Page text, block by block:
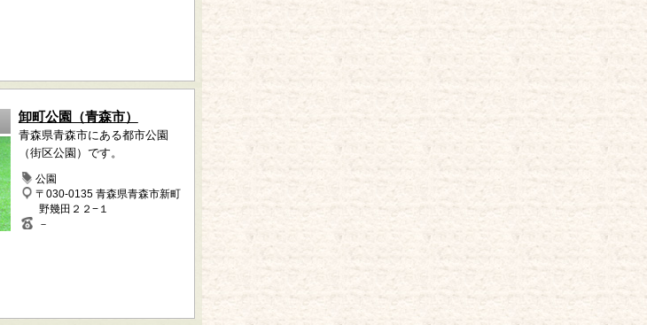
卸町公園（青森市）
青森県青森市にある都市公園
（街区公園）です。
公園
〒030-0135 青森県青森市新町
野幾田２２−１
－